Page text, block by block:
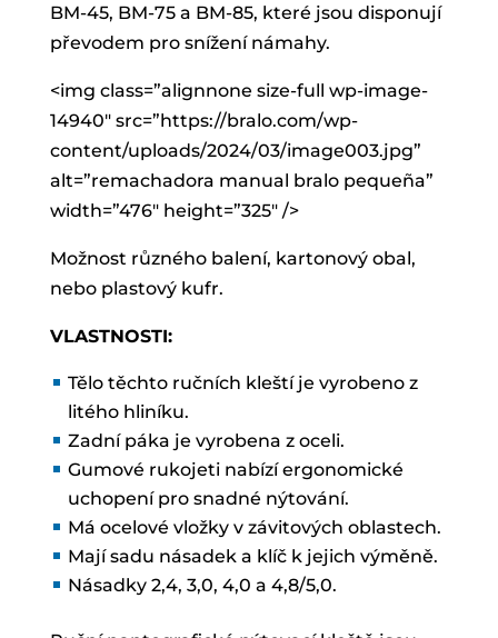
BM-45, BM-75 a BM-85, které jsou disponují
převodem pro snížení námahy.
<img class=”alignnone size-full wp-image-
14940″ src=”https://bralo.com/wp-
content/uploads/2024/03/image003.jpg”
alt=”remachadora manual bralo pequeña”
width=”476″ height=”325″ />
Možnost různého balení, kartonový obal,
nebo plastový kufr.
VLASTNOSTI:
Tělo těchto ručních kleští je vyrobeno z
litého hliníku.
Zadní páka je vyrobena z oceli.
Gumové rukojeti nabízí ergonomické
uchopení pro snadné nýtování.
Má ocelové vložky v závitových oblastech.
Mají sadu násadek a klíč k jejich výměně.
Násadky 2,4, 3,0, 4,0 a 4,8/5,0.